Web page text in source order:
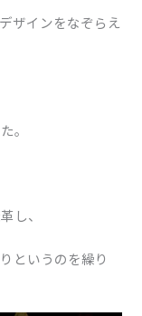
ザインをなぞらえ
。
し、
というのを繰り